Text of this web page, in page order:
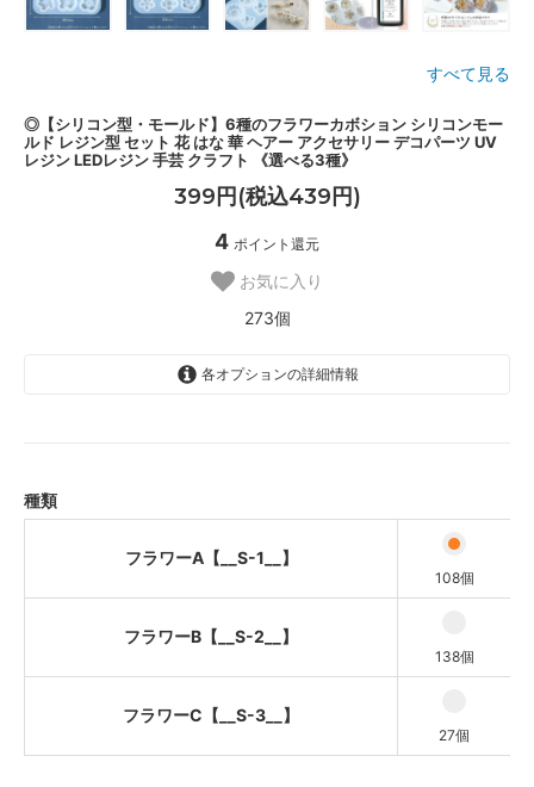
すべて見る
◎【シリコン型・モールド】6種のフラワーカボション シリコンモー
ルド レジン型 セット 花 はな 華 ヘアー アクセサリー デコパーツ UV
レジン LEDレジン 手芸 クラフト 《選べる3種》
399円(税込439円)
4 ポイント還元
お気に入り
273個
各オプションの詳細情報
種類
フラワーA【__S-1__】
108個
フラワーB【__S-2__】
138個
フラワーC【__S-3__】
27個